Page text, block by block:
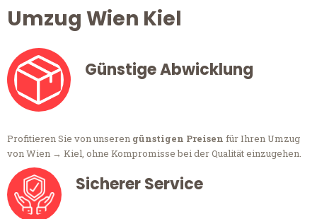
Umzug Wien Kiel
Günstige Abwicklung
Profitieren Sie von unseren günstigen Preisen für Ihren Umzug
von Wien → Kiel, ohne Kompromisse bei der Qualität einzugehen.
Sicherer Service